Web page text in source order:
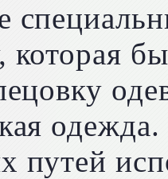
которая
путей